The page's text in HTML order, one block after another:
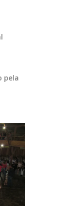
pela